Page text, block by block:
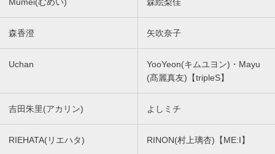
森香澄 矢吹奈子
Uchan
YooYeon(キムユヨン)・Mayu
(髙麗真友)【tripleS】
吉田朱里(アカリン) よしミチ
RIEHATA(リエハタ) RINON(村上璃杏)【ME:I】